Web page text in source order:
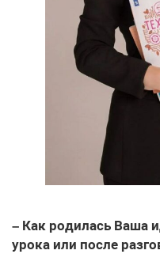
– Как родилась Ваша
урока или после